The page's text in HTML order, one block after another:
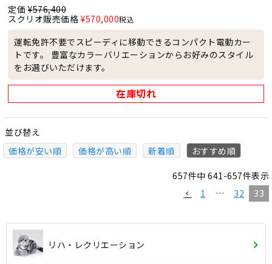
定価 ¥576,400
スクリオ販売価格 ¥570,000税込
運転免許不要でスピーディに移動できるコンパクト電動カー
トです。 豊富なカラーバリエーションからお好みのスタイル
をお選びいただけます。
在庫切れ
並び替え
価格が安い順
価格が高い順 新着順 おすすめ順
657件中 641 -657件表示
1
… 32 33
リハ・レクリエーション